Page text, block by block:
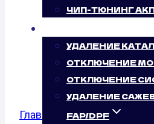
ЧИП-ТЮНИНГ
УДАЛЕНИЕ
ОТКЛЮЧЕНИЕ
ОТКЛЮЧЕНИЕ
УДАЛЕНИЕ
FAP/DPF
TDI PD
Главная /Отключение